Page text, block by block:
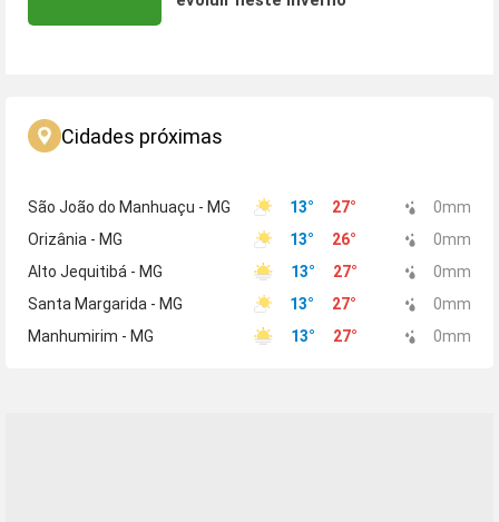
Cidades próximas
São João do Manhuaçu - MG 13° 27° 0mm
Orizânia - MG
13° 26° 0mm
Alto Jequitibá - MG
13° 27° 0mm
Santa Margarida - MG
13° 27° 0mm
Manhumirim - MG
13° 27° 0mm